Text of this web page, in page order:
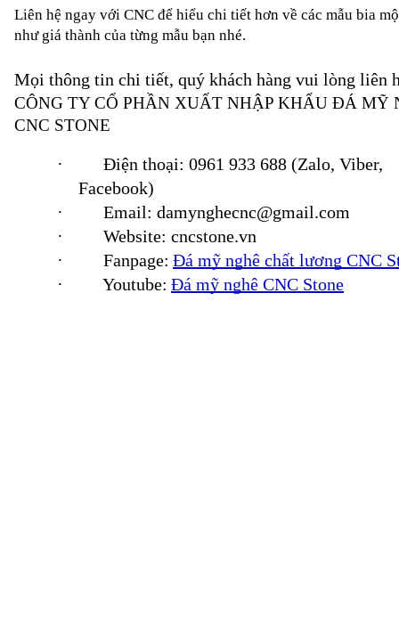
Liên hệ ngay với CNC để hiểu chi tiết hơn về các mẫu bia
như giá thành của từng mẫu bạn nhé.
Mọi thông tin chi tiết, quý khách hàng vui lòng liên
CÔNG TY CỔ PHẦN XUẤT NHẬP KHẨU ĐÁ MỸ
CNC STONE
· Điện thoại: 0961 933 688 (Zalo, Viber,
Facebook)
·
Email: damynghecnc@gmail.com
·
Website: cncstone.vn
·
Fanpage: Đá mỹ nghê chất lượng CNC
·
Youtube: Đá mỹ nghệ CNC Stone